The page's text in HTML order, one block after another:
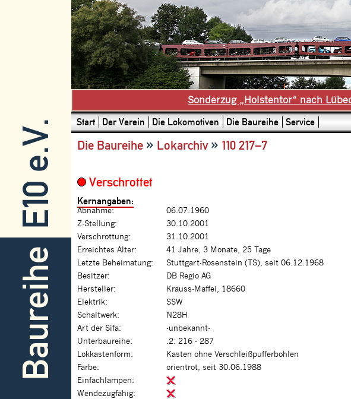
E10 e.V.
Baureihe
Sonderzug „Holstentor“ nach
Start Der Verein Die Lokomotiven Die Baureihe Service
Die Baureihe » Lokarchiv» 110 217–7
Verschrottet
Kernangaben:
Abnahme:
06.07.1960
Z-Stellung:
30.10.2001
Verschrottung:
31.10.2001
Erreichtes Alter:
41 Jahre, 3 Monate, 25 Tage
Letzte Beheimatung:
Stuttgart-Rosenstein (TS), seit 06.12.1968
Besitzer:
DB Regio AG
Hersteller:
Krauss-Maffei, 18660
Elektrik:
SSW
Schaltwerk:
N28H
Art der Sifa:
-unbekannt-
Unterbaureihe:
.2: 216 - 287
Lokkastenform:
Kasten ohne Verschleißpufferbohlen
Farbe:
orientrot, seit 30.06.1988
Einfachlampen:
Wendezugfähig: